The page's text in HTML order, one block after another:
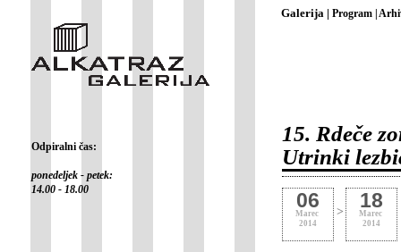
Galerija | Program |
Odpiralni čas:
ponedeljek - petek:
14.00 - 18.00
15. Rdeče
Utrinki
06
Marec
2014
> 18
Marec
2014